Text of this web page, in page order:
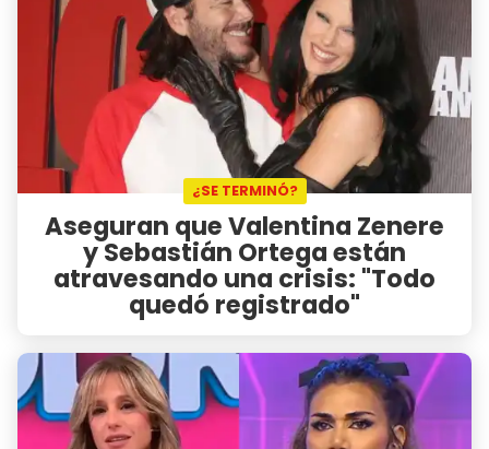
¿SE TERMINÓ?
Aseguran que Valentina Zenere
y Sebastián Ortega están
atravesando una crisis: "Todo
quedó registrado"